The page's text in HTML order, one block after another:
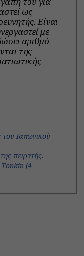
ως
Είναι
με
αριθμό
της
Ιαπωνικού
πειρατής.
Tonkin (4